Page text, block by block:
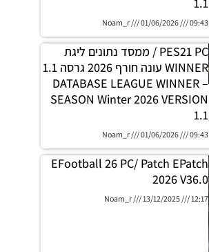
1.1
Noam_r 01/06/2026 09:43
PES21 PC / ממסד נתונים ליגת
WINNER עונה חורף 2026 גרסה 1.1
– DATABASE LEAGUE WINNER
SEASON Winter 2026 VERSION
1.1
Noam_r 01/06/2026 09:43
EFootball 26 PC/ Patch EPatch
2026 V36.0
Noam_r 13/12/2025 12:17